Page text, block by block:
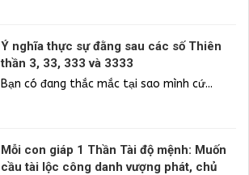
Ý nghĩa thực sự đằng sau các số Thiên
thần 3, 33, 333 và 3333
Bạn có đang thắc mắc tại sao mình cứ...
Mỗi con giáp 1 Thần Tài độ mệnh: Muốn
cầu tài lộc công danh vượng phát, chủ